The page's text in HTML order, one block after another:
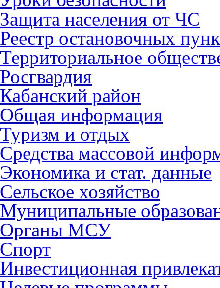
Защита населения от ЧС
Реестр остановочных
Территориальное
Росгвардия
Кабанский район
Общая информация
Туризм и отдых
Средства массовой
Экономика и стат. данные
Сельское хозяйство
Муниципальные
Органы МСУ
Спорт
Инвестиционная